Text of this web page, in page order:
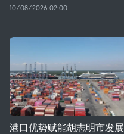
10/08/2026 02:00
港口优势赋能胡志明市发展